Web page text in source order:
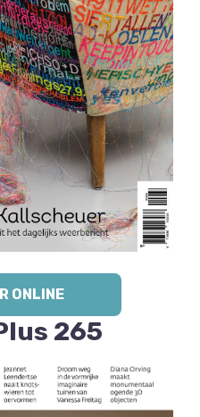
ONLINE
265